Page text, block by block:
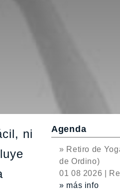
ni
Agenda
» Retiro de
de Ordino)
01 08 2026 |
» más info